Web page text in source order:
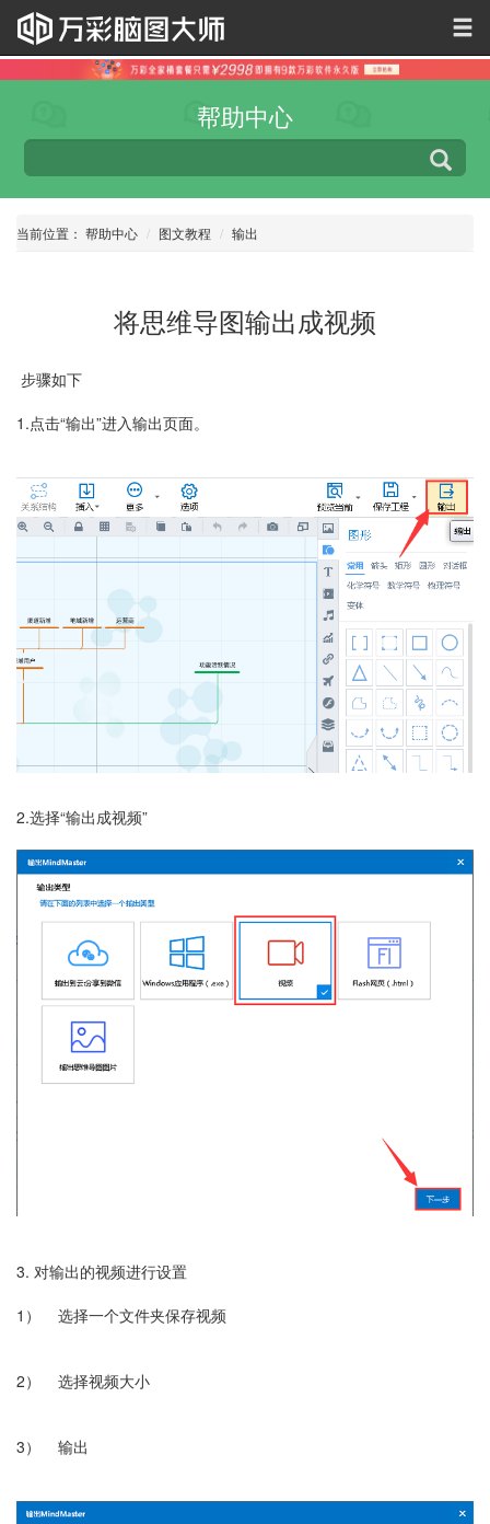
帮助中心
当前位置： 帮助中心 图文教程 输出
将思维导图输出成视频
步骤如下
1.点击“输出”进入输出页面。
2.选择“输出成视频”
3. 对输出的视频进行设置
1） 选择一个文件夹保存视频
2） 选择视频大小
3） 输出